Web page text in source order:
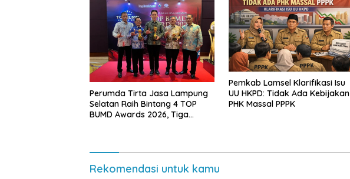
Perumda Tirta Jasa Lampung
Selatan Raih Bintang 4 TOP
BUMD Awards 2026, Tiga
Pemkab Lamsel Klarifikasi Isu
UU HKPD: Tidak Ada Kebijakan
PHK Massal PPPK
Rekomendasi untuk kamu